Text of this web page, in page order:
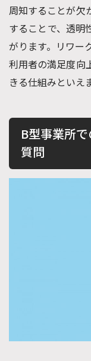
周知することが欠
することで、透明
がります。リワー
利用者の満足度向
きる仕組みといえ
B型事業所
質問